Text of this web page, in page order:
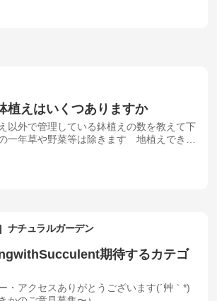
植えはいくつありますか
以外で管理している鉢植えの数を教えて下
一年草や野菜等は除きます 地植えできな
物、洋ラン等も除きます
ナチュラルガーデン
期待するカテゴ
・アクセスありがとうございます(´艸｀*)